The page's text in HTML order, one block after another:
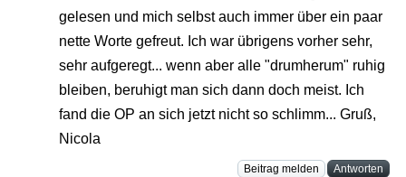
gelesen und mich selbst auch immer über ein paar
nette Worte gefreut. Ich war übrigens vorher sehr,
sehr aufgeregt... wenn aber alle "drumherum" ruhig
bleiben, beruhigt man sich dann doch meist. Ich
fand die OP an sich jetzt nicht so schlimm... Gruß,
Nicola
Beitrag melden Antworten